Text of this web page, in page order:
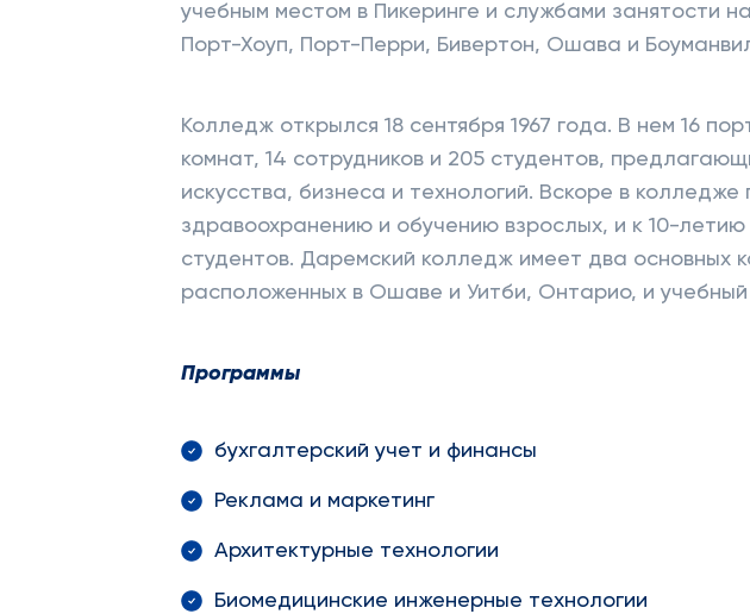
учебным местом в Пикеринге и службами занятости
Порт-Хоуп, Порт-Перри, Бивертон, Ошава и
Колледж открылся 18 сентября 1967 года. В нем 16
комнат, 14 сотрудников и 205 студентов,
искусства, бизнеса и технологий. Вскоре в колледже
здравоохранению и обучению взрослых, и к 10-
студентов. Даремский колледж имеет два основных
расположенных в Ошаве и Уитби, Онтарио, и учебный
Программы
бухгалтерский учет и финансы
Реклама и маркетинг
Архитектурные технологии
Биомедицинские инженерные технологии